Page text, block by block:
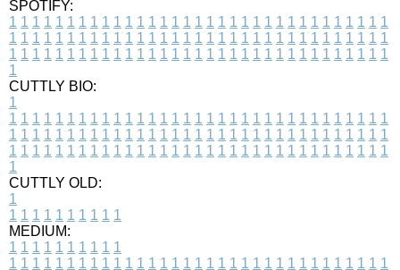
SPOTIFY:
1 1 1 1 1 1 1 1 1 1 1 1 1 1 1 1 1 1 1 1 1 1 1 1 1 1 1 1 1 1 1 1 1
1 1 1 1 1 1 1 1 1 1 1 1 1 1 1 1 1 1 1 1 1 1 1 1 1 1 1 1 1 1 1 1 1
1 1 1 1 1 1 1 1 1 1 1 1 1 1 1 1 1 1 1 1 1 1 1 1 1 1 1 1 1 1 1 1 1
1
CUTTLY BIO:
1
1 1 1 1 1 1 1 1 1 1 1 1 1 1 1 1 1 1 1 1 1 1 1 1 1 1 1 1 1 1 1 1 1
1 1 1 1 1 1 1 1 1 1 1 1 1 1 1 1 1 1 1 1 1 1 1 1 1 1 1 1 1 1 1 1 1
1 1 1 1 1 1 1 1 1 1 1 1 1 1 1 1 1 1 1 1 1 1 1 1 1 1 1 1 1 1 1 1 1
1
CUTTLY OLD:
1
1 1 1 1 1 1 1 1 1 1
MEDIUM:
1 1 1 1 1 1 1 1 1 1
1 1 1 1 1 1 1 1 1 1 1 1 1 1 1 1 1 1 1 1 1 1 1 1 1 1 1 1 1 1 1 1 1